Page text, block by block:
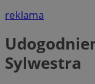
reklama
Sylwestra